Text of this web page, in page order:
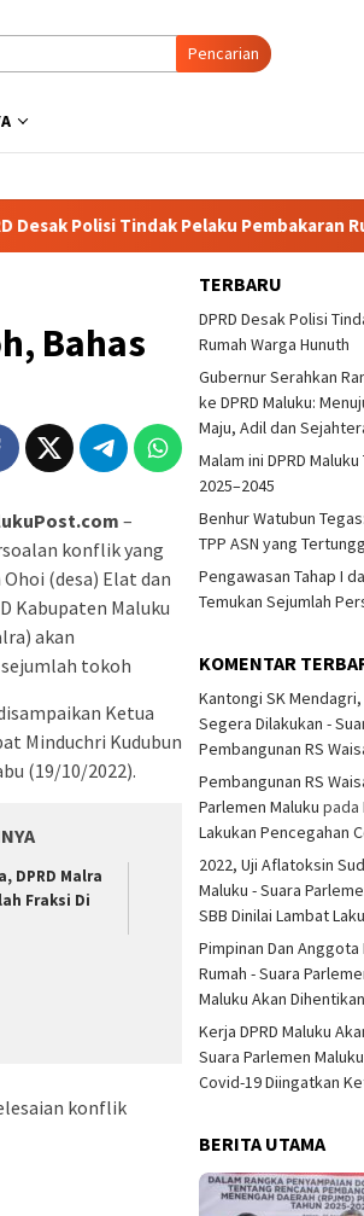
Pencarian
Tindak Pelaku Pembakaran Rumah
Bahas
–
konflik yang
(desa) Elat dan
Kabupaten Maluku
akan
tokoh
Ketua
Minduchri Kudubun
(19/10/2022).
DPRD Malra
Fraksi Di
konflik
TERBARU
DPRD Desak Polisi
Rumah Warga Hunuth
Gubernur Serahkan
ke DPRD Maluku:
Maju, Adil dan
Malam ini DPRD
2025–2045
Benhur Watubun
TPP ASN yang
Pengawasan Tahap I
Temukan Sejumlah
KOMENTAR
Kantongi SK
Segera Dilakukan -
Pembangunan RS
Pembangunan RS
Parlemen Maluku pada
Lakukan Pencegahan
2022, Uji Aflatoksin
Maluku - Suara
SBB Dinilai Lambat
Pimpinan Dan Anggota
Rumah - Suara
Maluku Akan
Kerja DPRD Maluku
Suara Parlemen Maluku
Covid-19 Diingatkan
BERITA UTAMA